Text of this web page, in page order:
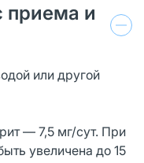
приема и
или другой
— 7,5 мг/сут. При
увеличена до 15